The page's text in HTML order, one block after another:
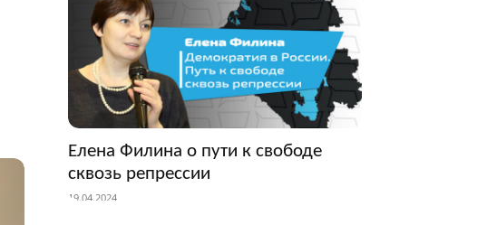
Елена Филина о пути к свободе
сквозь репрессии
19.04.2024